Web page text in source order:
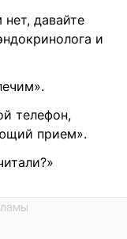
давайте
и
телефон,
прием».